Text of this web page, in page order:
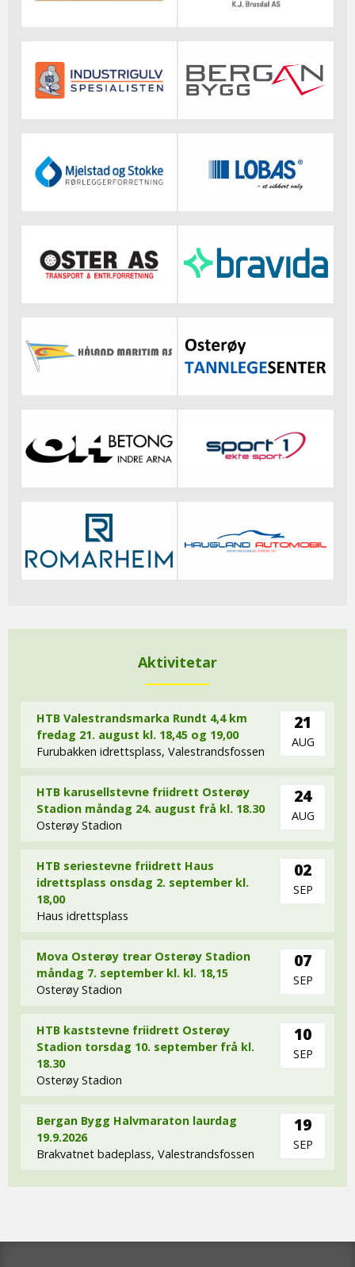
Aktivitetar
HTB Valestrandsmarka Rundt 4,4 km
fredag 21. august kl. 18,45 og 19,00
Furubakken idrettsplass, Valestrandsfossen
21
AUG
HTB karusellstevne friidrett Osterøy
Stadion måndag 24. august frå kl. 18.30
Osterøy Stadion
24
AUG
HTB seriestevne friidrett Haus
idrettsplass onsdag 2. september kl.
18,00
Haus idrettsplass
02
SEP
Mova Osterøy trear Osterøy Stadion
måndag 7. september kl. kl. 18,15
Osterøy Stadion
07
SEP
HTB kaststevne friidrett Osterøy
Stadion torsdag 10. september frå kl.
18.30
Osterøy Stadion
10
SEP
Bergan Bygg Halvmaraton laurdag
19.9.2026
Brakvatnet badeplass, Valestrandsfossen
19
SEP